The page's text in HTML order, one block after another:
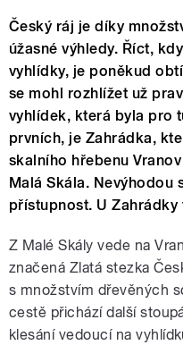
Český ráj je díky
úžasné výhledy. Říct,
vyhlídky, je poněkud
se mohl rozhlížet už
vyhlídek, která byla pro
prvních, je Zahrádka,
skalního hřebenu
Malá Skála. Nevýhodou
přístupnost. U
Z Malé Skály vede na
značená Zlatá stezka
s množstvím dřevěných
cestě přichází další
klesání vedoucí na